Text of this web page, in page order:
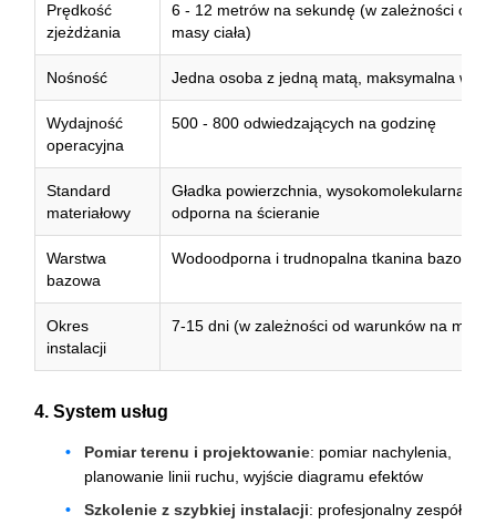
Prędkość
zjeżdżania
6 - 12 metrów na sekundę (w zależności od
masy ciała)
Nośność Jedna osoba z jedną matą, maksymalna
Wydajność
operacyjna
500 - 800 odwiedzających na godzinę
Standard
materiałowy
Gładka powierzchnia, wysokomolekularna
odporna na ścieranie
Warstwa
bazowa
Wodoodporna i trudnopalna tkanina bazowa
Okres
instalacji
7-15 dni (w zależności od warunków na
4. System usług
Pomiar terenu i projektowanie: pomiar nachylenia,
planowanie linii ruchu, wyjście diagramu efektów
Szkolenie z szybkiej instalacji: profesjonalny zespół